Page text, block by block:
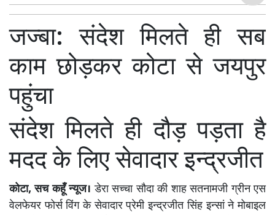
जज्बा: संदेश मिलते ही सब
काम छोड़कर कोटा से जयपुर
पहुंचा
संदेश मिलते ही दौड़ पड़ता है
मदद के लिए सेवादार इन्द्रजीत
कोटा, सच कहूँ न्यूज। डेरा सच्चा सौदा की शाह सतनामजी ग्रीन एस
वेलफेयर फोर्स विंग के सेवादार प्रेमी इन्द्रजीत सिंह इन्सां ने मोबाइल